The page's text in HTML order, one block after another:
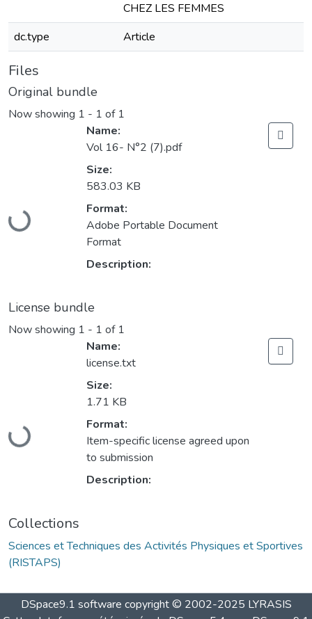
CHEZ LES FEMMES
dc.type
Article
Files
Original bundle
Now showing 1 - 1 of 1
Loading...
Name:
Vol 16- N°2 (7).pdf
Size:
583.03 KB
Format:
Adobe Portable Document
Format
Description:
License bundle
Now showing 1 - 1 of 1
Loading...
Name:
license.txt
Size:
1.71 KB
Format:
Item-specific license agreed upon
to submission
Description:
Collections
Sciences et Techniques des Activités Physiques et Sportives
(RISTAPS)
DSpace9.1 software copyright © 2002-2025 LYRASIS